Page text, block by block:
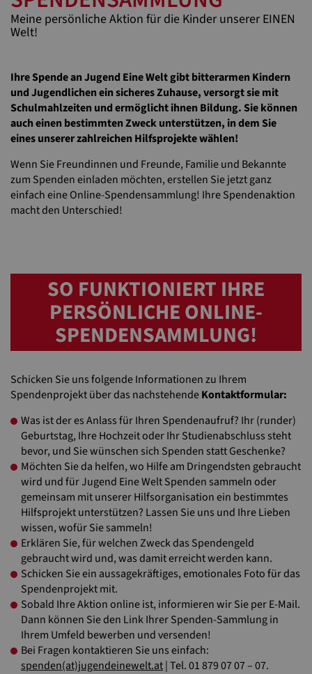
Meine persönliche Aktion für die Kinder unserer EINEN
Welt!
Ihre Spende an Jugend Eine Welt gibt bitterarmen Kindern
und Jugendlichen ein sicheres Zuhause, versorgt sie mit
Schulmahlzeiten und ermöglicht ihnen Bildung. Sie können
auch einen bestimmten Zweck unterstützen, in dem Sie
eines unserer zahlreichen Hilfsprojekte wählen!
Wenn Sie Freundinnen und Freunde, Familie und Bekannte
zum Spenden einladen möchten, erstellen Sie jetzt ganz
einfach eine Online-Spendensammlung! Ihre Spendenaktion
macht den Unterschied!
SO FUNKTIONIERT IHRE
PERSÖNLICHE ONLINE-
SPENDENSAMMLUNG!
Schicken Sie uns folgende Informationen zu Ihrem
Spendenprojekt über das nachstehendeKontaktformular:
Was ist der es Anlass für Ihren Spendenaufruf? Ihr (runder)
Geburtstag, Ihre Hochzeit oder Ihr Studienabschluss steht
bevor, und Sie wünschen sich Spenden statt Geschenke?
Möchten Sie da helfen, wo Hilfe am Dringendsten gebraucht
wird und für Jugend Eine Welt Spenden sammeln oder
gemeinsam mit unserer Hilfsorganisation ein bestimmtes
Hilfsprojekt unterstützen? Lassen Sie uns und Ihre Lieben
wissen, wofür Sie sammeln!
Erklären Sie, für welchen Zweck das Spendengeld
gebraucht wird und, was damit erreicht werden kann.
Schicken Sie ein aussagekräftiges, emotionales Foto für das
Spendenprojekt mit.
Sobald Ihre Aktion online ist, informieren wir Sie per E-Mail.
Dann können Sie den Link Ihrer Spenden-Sammlung in
Ihrem Umfeld bewerben und versenden!
Bei Fragen kontaktieren Sie uns einfach:
spenden(at)jugendeinewelt.at| Tel. 01 879 07 07 – 07.